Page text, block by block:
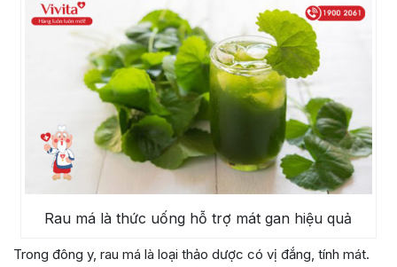
Rau má là thức uống hỗ trợ mát gan hiệu quả
Trong đông y, rau má là loại thảo dược có vị đắng, tính mát.